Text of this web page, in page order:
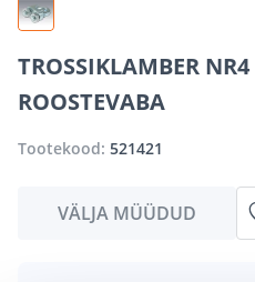
TROSSIKLAMBER
ROOSTEVABA
Tootekood: 521421
VÄLJA MÜÜDUD